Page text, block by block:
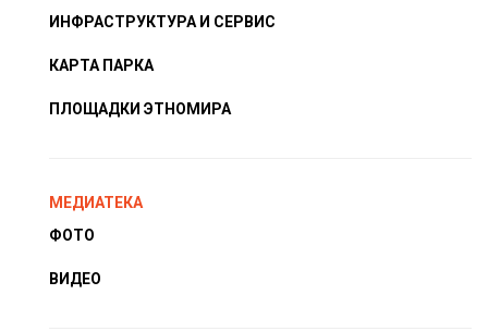
ИНФРАСТРУКТУРА И СЕРВИС
КАРТА ПАРКА
ПЛОЩАДКИ ЭТНОМИРА
МЕДИАТЕКА
ФОТО
ВИДЕО